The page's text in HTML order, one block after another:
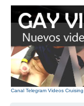
Canal Telegram Videos